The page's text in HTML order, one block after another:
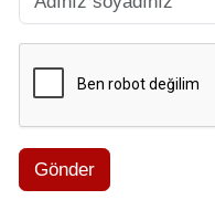
Gönder